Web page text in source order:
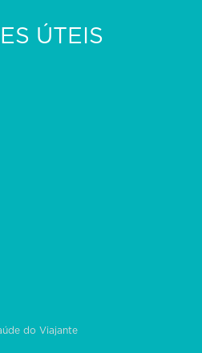
ÚTEIS
do Viajante